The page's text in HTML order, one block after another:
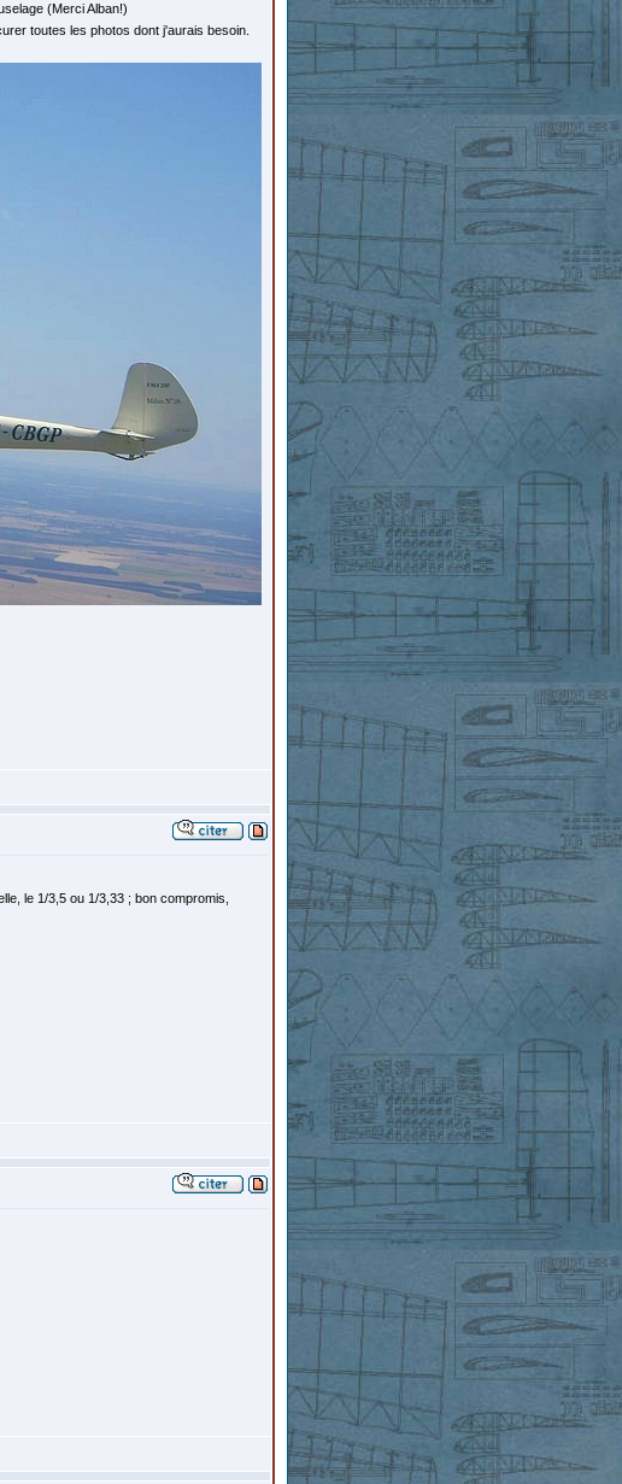
(Merci Alban!)
toutes les photos dont j'aurais besoin.
le 1/3,5 ou 1/3,33 ; bon compromis,